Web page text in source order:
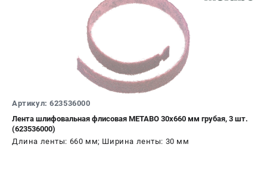
Артикул: 623536000
Лента шлифовальная флисовая METABO 30x660 мм грубая, 3 шт.
(623536000)
Длина ленты: 660 мм; Ширина ленты: 30 мм